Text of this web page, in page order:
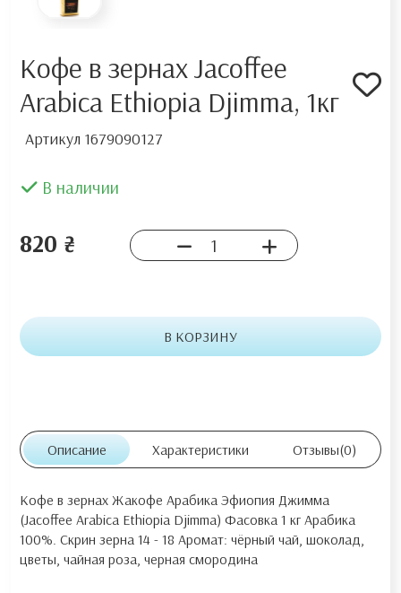
Кофе в зернах Jacoffee
Arabica Ethiopia Djimma, 1кг
Артикул 1679090127
В наличии
820 ₴
В КОРЗИНУ
Описание Характеристики Отзывы(0)
Кофе в зернах Жакофе Арабика Эфиопия Джимма
(Jacoffee Arabica Ethiopia Djimma) Фасовка 1 кг Арабика
100%. Скрин зерна 14 - 18 Аромат: чёрный чай, шоколад,
цветы, чайная роза, черная смородина